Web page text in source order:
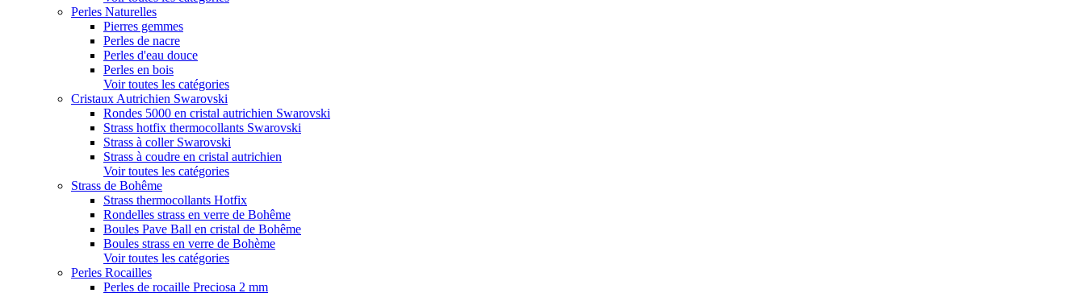
Perles Naturelles
Pierres gemmes
Perles de nacre
Perles d'eau douce
Perles en bois
Voir toutes les catégories
Cristaux Autrichien Swarovski
Rondes 5000 en cristal autrichien Swarovski
Strass hotfix thermocollants Swarovski
Strass à coller Swarovski
Strass à coudre en cristal autrichien
Voir toutes les catégories
Strass de Bohême
Strass thermocollants Hotfix
Rondelles strass en verre de Bohême
Boules Pave Ball en cristal de Bohême
Boules strass en verre de Bohème
Voir toutes les catégories
Perles Rocailles
Perles de rocaille Preciosa 2 mm